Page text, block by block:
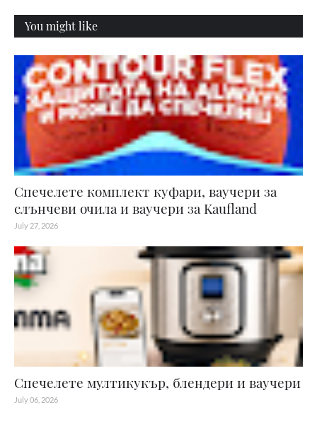
You might like
Спечелете комплект куфари, ваучери за
слънчеви очила и ваучери за Kaufland
July 27, 2026
Спечелете мултикукър, блендери и ваучери
July 06, 2026